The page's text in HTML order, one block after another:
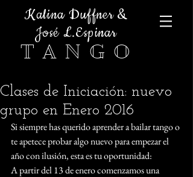
Kalina Duffner &
José L.Espinar
T A N G O
Clases de Iniciación: nuevo
grupo en Enero 2016
Si siempre has querido aprender a bailar tango o
te apetece probar algo nuevo para empezar el
año con ilusión, esta es tu oportunidad:
A partir del 13 de enero comenzamos una